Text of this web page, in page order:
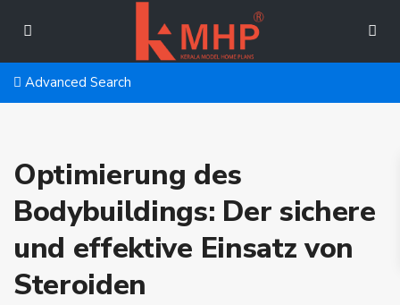
Advanced Search
Optimierung des
Bodybuildings: Der sichere
und effektive Einsatz von
Steroiden